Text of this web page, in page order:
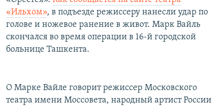
«Ильхом», в подъезде режиссеру нанесли удар по
голове и ножевое ранение в живот. Марк Вайль
скончался во время операции в 16-й городской
больнице Ташкента.
О Марке Вайле говорит режиссер Московского
театра имени Моссовета, народный артист России